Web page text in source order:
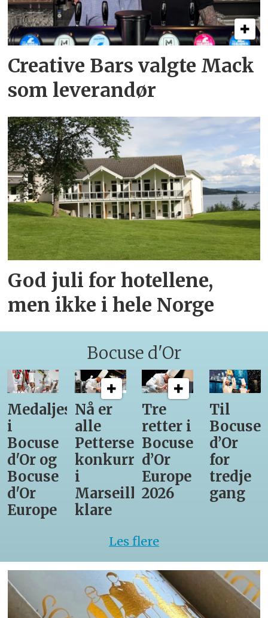
Creative Bars valgte Mack
som leverandør
God juli for hotellene,
men ikke i hele Norge
Bocuse d'Or
Medaljestatistikk
i
Bocuse
d'Or og
Bocuse
d'Or
Europe
Nå er
alle
Pettersens
konkurrenter
i
Marseille
klare
Tre
retter i
Bocuse
d’Or
Europe
2026
Til
Bocuse
d’Or
for
tredje
gang
Les flere